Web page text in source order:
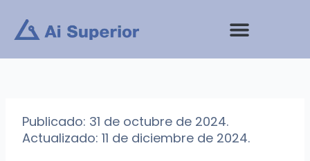
contenido
Publicado: 31 de octubre de 2024.
Actualizado: 11 de diciembre de 2024.